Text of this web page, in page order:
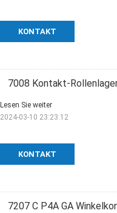
KONTAKT
7008 Kontakt-
KONTAKT
Lesen Sie weiter
2024-03-10 23:23:12
7207 C P4A GA